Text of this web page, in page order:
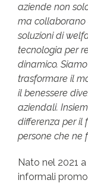
aziende non
ma collaborano
soluzioni di
tecnologia per
dinamico.
trasformare il
il benessere
aziendali.
differenza per il
persone che ne
Nato nel 2021
informali